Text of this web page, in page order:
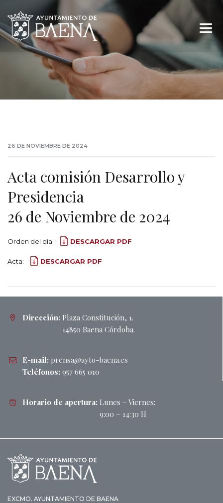
26 DE NOVIEMBRE DE 2024
Acta comisión Desarrollo y
Presidencia
26 de Noviembre de 2024
Orden del día: DESCARGAR PDF
Acta: DESCARGAR PDF
Dirección: Plaza Constitución, 1.
14850 Baena Córdoba.
E-mail: prensa@ayto-baena.es
Teléfonos: 957 665 010
Horario de apertura: Lunes – Viernes:
9:00 – 14:30 H
EXCMO. AYUNTAMIENTO DE BAENA